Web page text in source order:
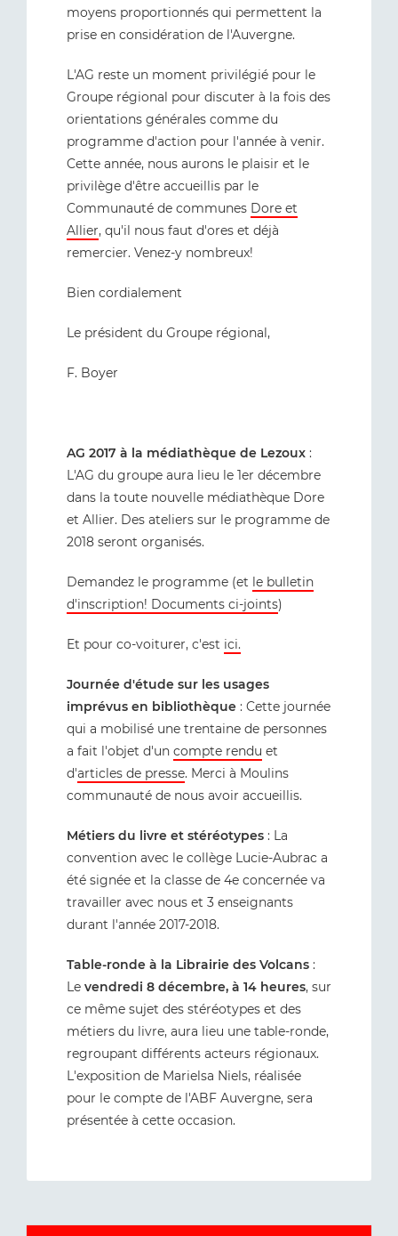
moyens proportionnés qui permettent la
prise en considération de l'Auvergne.
L'AG reste un moment privilégié pour le
Groupe régional pour discuter à la fois des
orientations générales comme du
programme d'action pour l'année à venir.
Cette année, nous aurons le plaisir et le
privilège d'être accueillis par le
Communauté de communes Dore et
Allier, qu'il nous faut d'ores et déjà
remercier. Venez-y nombreux!
Bien cordialement
Le président du Groupe régional,
F. Boyer
AG 2017 à la médiathèque de Lezoux :
L'AG du groupe aura lieu le 1er décembre
dans la toute nouvelle médiathèque Dore
et Allier. Des ateliers sur le programme de
2018 seront organisés.
Demandez le programme (et le bulletin
d'inscription! Documents ci-joints)
Et pour co-voiturer, c'est ici.
Journée d'étude sur les usages
imprévus en bibliothèque : Cette journée
qui a mobilisé une trentaine de personnes
a fait l'objet d'un compte rendu et
d'articles de presse. Merci à Moulins
communauté de nous avoir accueillis.
Métiers du livre et stéréotypes : La
convention avec le collège Lucie-Aubrac a
été signée et la classe de 4e concernée va
travailler avec nous et 3 enseignants
durant l'année 2017-2018.
Table-ronde à la Librairie des Volcans :
Le vendredi 8 décembre, à 14 heures, sur
ce même sujet des stéréotypes et des
métiers du livre, aura lieu une table-ronde,
regroupant différents acteurs régionaux.
L'exposition de Marielsa Niels, réalisée
pour le compte de l'ABF Auvergne, sera
présentée à cette occasion.